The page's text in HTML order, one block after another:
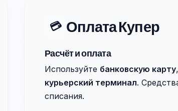
💳 Оплата Купер
Расчёт и оплата
Используйте банковскую карту,
курьерский терминал.
списания.